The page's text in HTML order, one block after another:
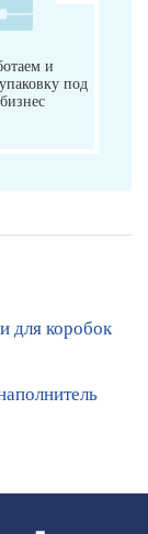
и
под
для коробок